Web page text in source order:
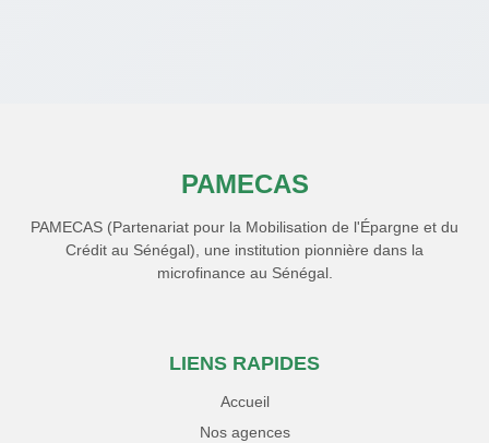
PAMECAS
PAMECAS (Partenariat pour la Mobilisation de l'Épargne et du
Crédit au Sénégal), une institution pionnière dans la
microfinance au Sénégal.
LIENS RAPIDES
Accueil
Nos agences